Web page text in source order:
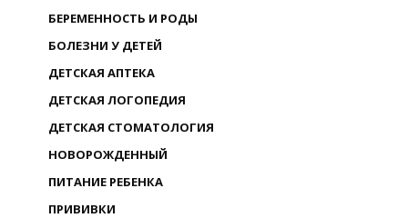
БЕРЕМЕННОСТЬ И РОДЫ
БОЛЕЗНИ У ДЕТЕЙ
ДЕТСКАЯ АПТЕКА
ДЕТСКАЯ ЛОГОПЕДИЯ
ДЕТСКАЯ СТОМАТОЛОГИЯ
НОВОРОЖДЕННЫЙ
ПИТАНИЕ РЕБЕНКА
ПРИВИВКИ